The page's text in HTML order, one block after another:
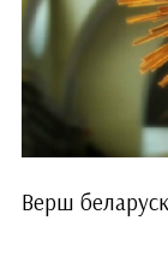
Верш